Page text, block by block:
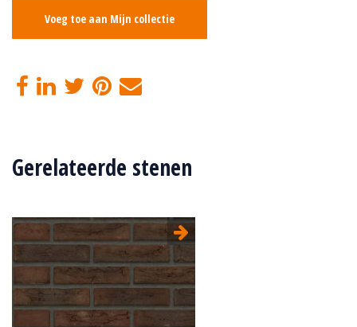
Voeg toe aan Mijn collectie
Gerelateerde stenen